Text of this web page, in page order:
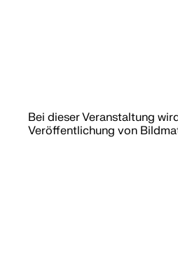
Bei dieser Veranstaltung
Veröffentlichung von